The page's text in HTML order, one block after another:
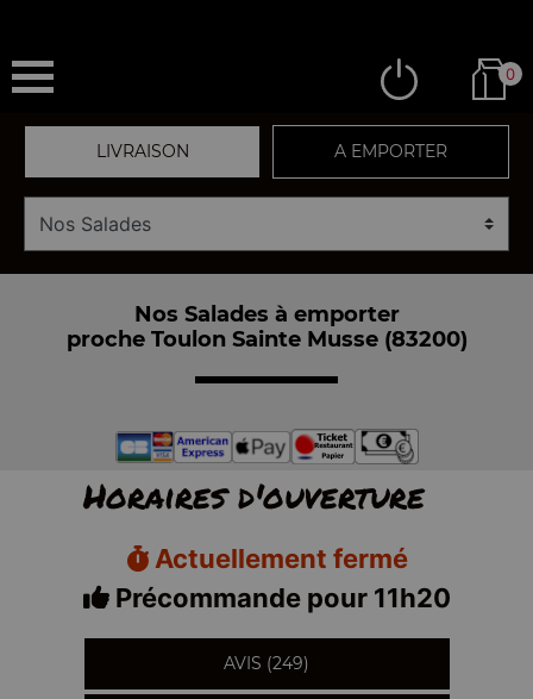
0
LIVRAISON A EMPORTER
Nos Salades à emporter
proche Toulon Sainte Musse (83200)
Horaires d'ouverture
Actuellement fermé
Précommande pour 11h20
AVIS (249)